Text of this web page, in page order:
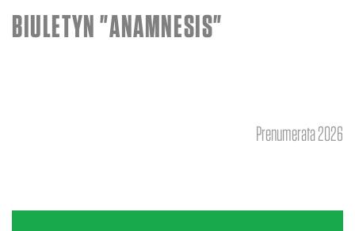
BIULETYN "ANAMNESIS"
Prenumerata 2026